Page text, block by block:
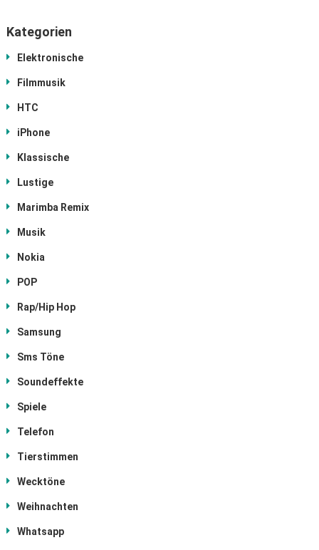
Kategorien
Elektronische
Filmmusik
HTC
iPhone
Klassische
Lustige
Marimba Remix
Musik
Nokia
POP
Rap/Hip Hop
Samsung
Sms Töne
Soundeffekte
Spiele
Telefon
Tierstimmen
Wecktöne
Weihnachten
Whatsapp